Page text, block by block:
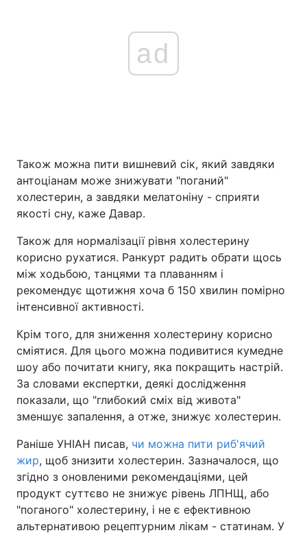
ad
Також можна пити вишневий сік, який завдяки
антоціанам може знижувати "поганий"
холестерин, а завдяки мелатоніну - сприяти
якості сну, каже Давар.
Також для нормалізації рівня холестерину
корисно рухатися. Ранкурт радить обрати щось
між ходьбою, танцями та плаванням і
рекомендує щотижня хоча б 150 хвилин помірно
інтенсивної активності.
Крім того, для зниження холестерину корисно
сміятися. Для цього можна подивитися кумедне
шоу або почитати книгу, яка покращить настрій.
За словами експертки, деякі дослідження
показали, що "глибокий сміх від живота"
зменшує запалення, а отже, знижує холестерин.
Раніше УНІАН писав, чи можна пити риб'ячий
жир, щоб знизити холестерин. Зазначалося, що
згідно з оновленими рекомендаціями, цей
продукт суттєво не знижує рівень ЛПНЩ, або
"поганого" холестерину, і не є ефективною
альтернативою рецептурним лікам - статинам. У